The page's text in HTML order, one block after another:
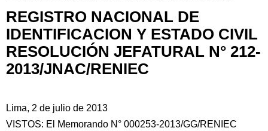
REGISTRO NACIONAL DE
IDENTIFICACION Y ESTADO CIVIL
RESOLUCIÓN JEFATURAL N° 212-
2013/JNAC/RENIEC
Lima, 2 de julio de 2013
VISTOS: El Memorando N° 000253-2013/GG/RENIEC